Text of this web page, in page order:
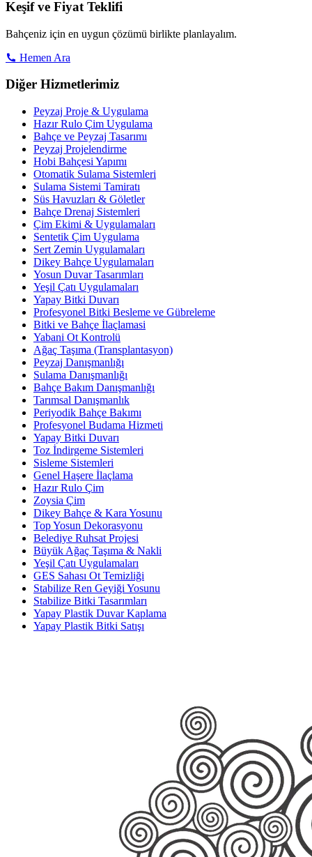
Keşif ve Fiyat Teklifi
Bahçeniz için en uygun çözümü birlikte planlayalım.
Hemen Ara
Diğer Hizmetlerimiz
Peyzaj Proje & Uygulama
Hazır Rulo Çim Uygulama
Bahçe ve Peyzaj Tasarımı
Peyzaj Projelendirme
Hobi Bahçesi Yapımı
Otomatik Sulama Sistemleri
Sulama Sistemi Tamiratı
Süs Havuzları & Göletler
Bahçe Drenaj Sistemleri
Çim Ekimi & Uygulamaları
Sentetik Çim Uygulama
Sert Zemin Uygulamaları
Dikey Bahçe Uygulamaları
Yosun Duvar Tasarımları
Yeşil Çatı Uygulamaları
Yapay Bitki Duvarı
Profesyonel Bitki Besleme ve Gübreleme
Bitki ve Bahçe İlaçlamasi
Yabani Ot Kontrolü
Ağaç Taşıma (Transplantasyon)
Peyzaj Danışmanlığı
Sulama Danışmanlığı
Bahçe Bakım Danışmanlığı
Tarımsal Danışmanlık
Periyodik Bahçe Bakımı
Profesyonel Budama Hizmeti
Yapay Bitki Duvarı
Toz İndirgeme Sistemleri
Sisleme Sistemleri
Genel Haşere İlaçlama
Hazır Rulo Çim
Zoysia Çim
Dikey Bahçe & Kara Yosunu
Top Yosun Dekorasyonu
Belediye Ruhsat Projesi
Büyük Ağaç Taşıma & Nakli
Yeşil Çatı Uygulamaları
GES Sahası Ot Temizliği
Stabilize Ren Geyiği Yosunu
Stabilize Bitki Tasarımları
Yapay Plastik Duvar Kaplama
Yapay Plastik Bitki Satışı